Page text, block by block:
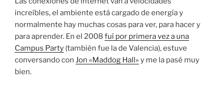
increíbles, el ambiente está cargado de energía y
normalmente hay muchas cosas para ver, para hacer y
para aprender. En el 2008 fuí por primera vez a una
Campus Party (también fue la de Valencia), estuve
conversando con Jon «Maddog Hall» y me la pasé muy
bien.